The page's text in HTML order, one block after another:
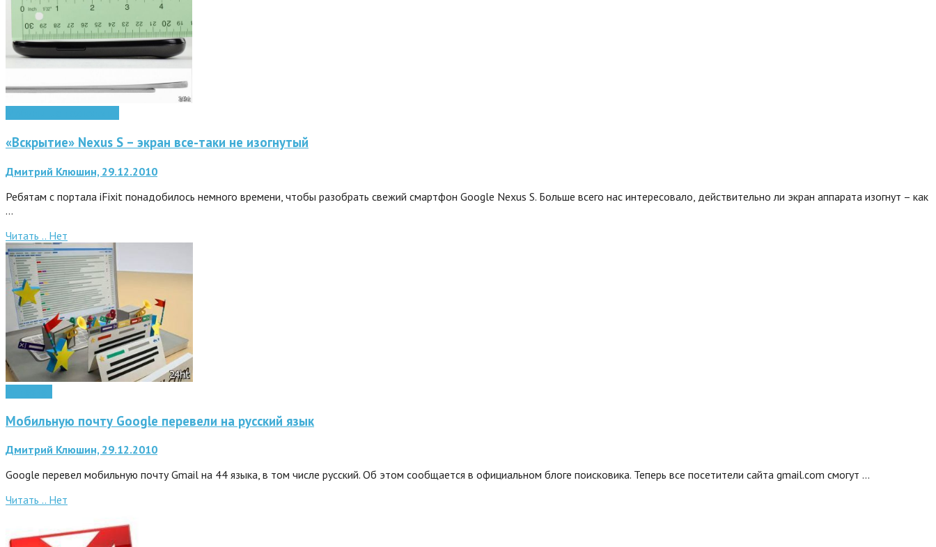
«Вскрытие» Nexus S – экран все-таки не изогнутый
Дмитрий Клюшин, 29.12.2010
Ребятам с портала iFixit понадобилось немного времени, чтобы разобрать свежий смартфон Google Nexus S. Больше всего нас интересовало, действительно ли экран аппарата изогнут – как
…
Читать .. Нет
Мобильную почту Google перевели на русский язык
Дмитрий Клюшин, 29.12.2010
Google перевел мобильную почту Gmail на 44 языка, в том числе русский. Об этом сообщается в официальном блоге поисковика. Теперь все посетители сайта gmail.com смогут …
Читать .. Нет